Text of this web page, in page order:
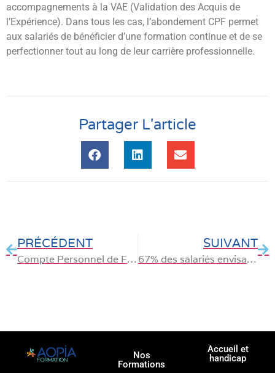
accompagnements à la VAE (Validation des Acquis de
l’Expérience). Dans tous les cas, l’abondement CPF permet
aux salariés de bénéficier d’une formation continue et de se
perfectionner tout au long de leur carrière professionnelle.
Partager L'article
PRÉCÉDENT
Compte Personnel de Formation : comment renforcer son estime et sa confiance en soi au travail ?
SUIVANT
67% des salariés envisagent une reconversion professionnelle
Nos
Formations
Accueil et
handicap